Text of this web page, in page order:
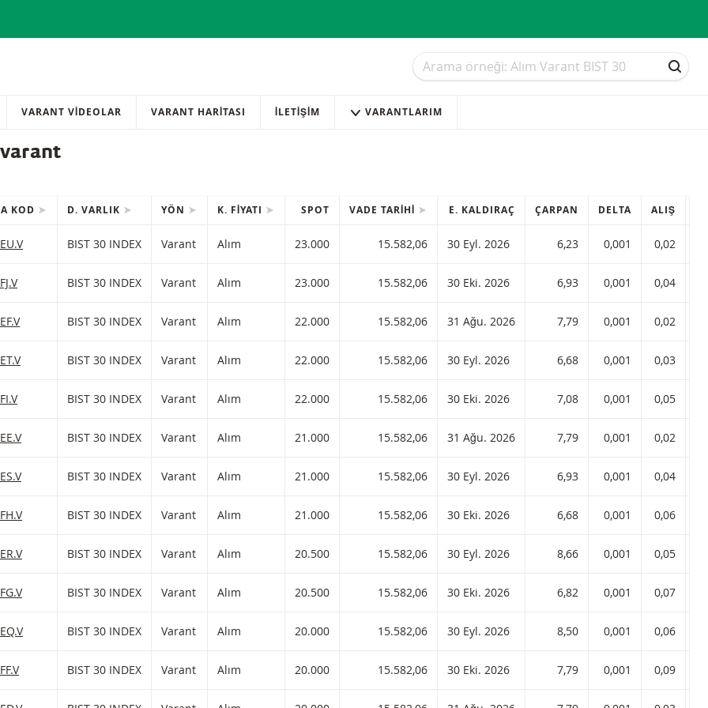
Arama
Arama
VARANT VİDEOLAR VARANT HARİTASI İLETIŞIM VARANTLARIM
KOD D. VARLIK YÖN K. FIYATI SPOT VADE TARIHI E. KALDIRAÇ ÇARPAN DELTA ALIŞ
30 INDEX Varant Alım Zararı durdurma seviyesiyle 23.000 ve kaldıraç 6,23 ISIN koduyla:
BIST 30 INDEX Varant Alım 23.000 15.582,06 30 Eyl. 2026 6,23 0,001 0,02
30 INDEX Varant Alım Zararı durdurma seviyesiyle 23.000 ve kaldıraç 6,93 ISIN koduyla:
BIST 30 INDEX Varant Alım 23.000 15.582,06 30 Eki. 2026 6,93 0,001 0,04
30 INDEX Varant Alım Zararı durdurma seviyesiyle 22.000 ve kaldıraç 7,79 ISIN koduyla:
BIST 30 INDEX Varant Alım 22.000 15.582,06 31 Ağu. 2026 7,79 0,001 0,02
30 INDEX Varant Alım Zararı durdurma seviyesiyle 22.000 ve kaldıraç 6,68 ISIN koduyla:
BIST 30 INDEX Varant Alım 22.000 15.582,06 30 Eyl. 2026 6,68 0,001 0,03
30 INDEX Varant Alım Zararı durdurma seviyesiyle 22.000 ve kaldıraç 7,08 ISIN koduyla:
BIST 30 INDEX Varant Alım 22.000 15.582,06 30 Eki. 2026 7,08 0,001 0,05
30 INDEX Varant Alım Zararı durdurma seviyesiyle 21.000 ve kaldıraç 7,79 ISIN koduyla:
BIST 30 INDEX Varant Alım 21.000 15.582,06 31 Ağu. 2026 7,79 0,001 0,02
30 INDEX Varant Alım Zararı durdurma seviyesiyle 21.000 ve kaldıraç 6,93 ISIN koduyla:
BIST 30 INDEX Varant Alım 21.000 15.582,06 30 Eyl. 2026 6,93 0,001 0,04
30 INDEX Varant Alım Zararı durdurma seviyesiyle 21.000 ve kaldıraç 6,68 ISIN koduyla:
BIST 30 INDEX Varant Alım 21.000 15.582,06 30 Eki. 2026 6,68 0,001 0,06
30 INDEX Varant Alım Zararı durdurma seviyesiyle 20.500 ve kaldıraç 8,66 ISIN koduyla:
BIST 30 INDEX Varant Alım 20.500 15.582,06 30 Eyl. 2026 8,66 0,001 0,05
30 INDEX Varant Alım Zararı durdurma seviyesiyle 20.500 ve kaldıraç 6,82 ISIN koduyla:
BIST 30 INDEX Varant Alım 20.500 15.582,06 30 Eki. 2026 6,82 0,001 0,07
30 INDEX Varant Alım Zararı durdurma seviyesiyle 20.000 ve kaldıraç 8,50 ISIN koduyla:
BIST 30 INDEX Varant Alım 20.000 15.582,06 30 Eyl. 2026 8,50 0,001 0,06
30 INDEX Varant Alım Zararı durdurma seviyesiyle 20.000 ve kaldıraç 7,79 ISIN koduyla:
BIST 30 INDEX Varant Alım 20.000 15.582,06 30 Eki. 2026 7,79 0,001 0,09